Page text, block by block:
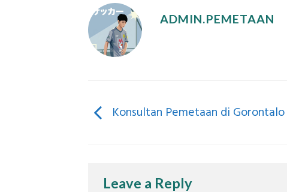
ADMIN.PEMETAAN
Konsultan Pemetaan di Gorontalo
Leave a Reply